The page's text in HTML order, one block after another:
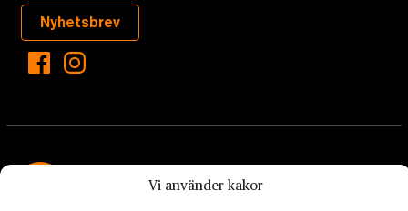
Vi använder kakor
Nyhetsbrev